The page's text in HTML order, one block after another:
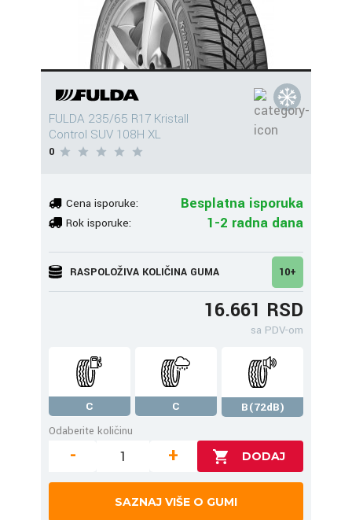
FULDA 235/65 R17 Kristall
Control SUV 108H XL
0
Cena isporuke: Besplatna isporuka
Rok isporuke: 1-2 radna dana
RASPOLOŽIVA KOLIČINA GUMA 10+
16.661 RSD
sa PDV-om
C C
B(72dB)
Odaberite količinu
- +
SAZNAJ VIŠE O GUMI